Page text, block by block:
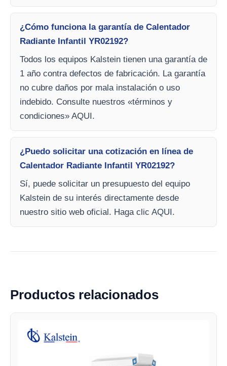
¿Cómo funciona la garantía de Calentador
Radiante Infantil YR02192?
Todos los equipos Kalstein tienen una garantía de
1 año contra defectos de fabricación. La garantía
no cubre daños por mala instalación o uso
indebido. Consulte nuestros «términos y
condiciones» AQUI.
¿Puedo solicitar una cotización en línea de
Calentador Radiante Infantil YR02192?
Sí, puede solicitar un presupuesto del equipo
Kalstein de su interés directamente desde
nuestro sitio web oficial. Haga clic AQUI.
Productos relacionados